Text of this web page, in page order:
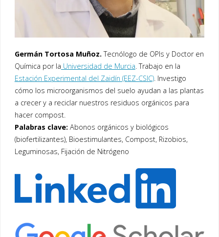
Germán Tortosa Muñoz.Tecnólogo de OPIs y Doctor en
Química por la Universidad de Murcia. Trabajo en la
Estación Experimental del Zaidín (EEZ-CSIC). Investigo
cómo los microorganismos del suelo ayudan a las plantas
a crecer y a reciclar nuestros residuos orgánicos para
hacer compost.
Palabras clave:Abonos orgánicos y biológicos
(biofertilizantes), Bioestimulantes, Compost, Rizobios,
Leguminosas, Fijación de Nitrógeno